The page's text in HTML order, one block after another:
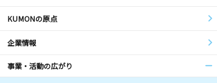
KUMONの原点
企業情報
事業・活動の広がり